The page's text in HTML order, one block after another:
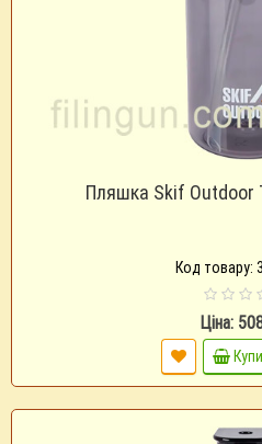
Пляшка Skif Outdoor
Код товару:
Ціна: